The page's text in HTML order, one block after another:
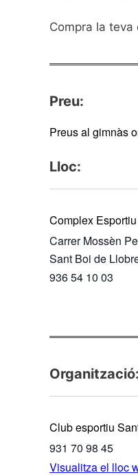
Compra la
Preu:
Preus al gimnàs
Lloc:
Complex
Carrer Mossèn
Sant Boi de
936 54 10 03
Organització:
Club esportiu
931 70 98 45
Visualitza el lloc